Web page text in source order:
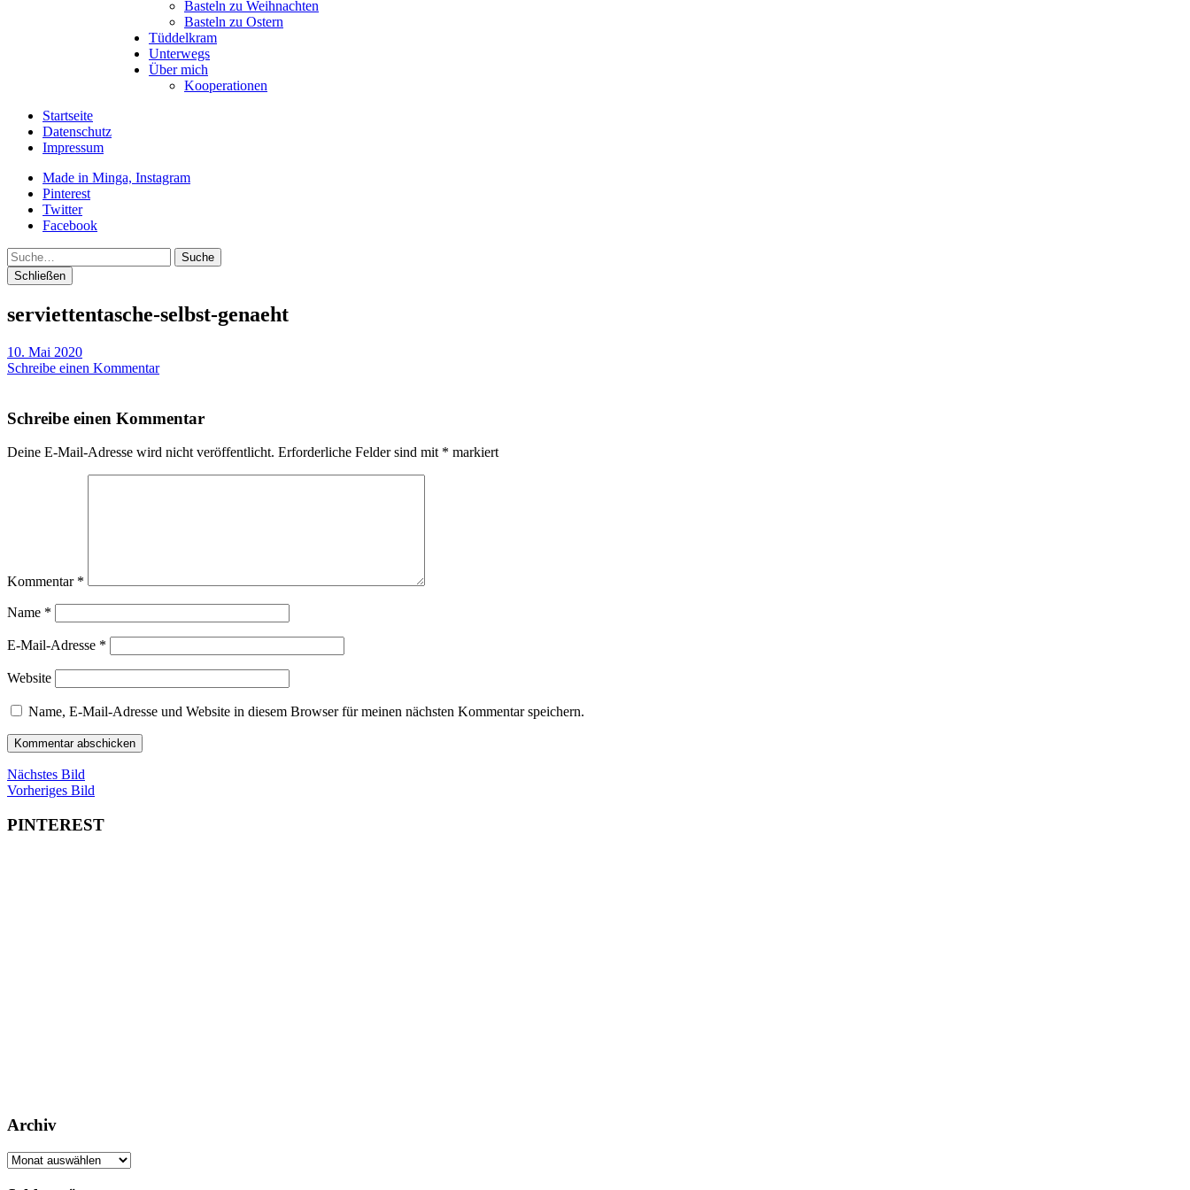
Basteln zu Weihnachten
Basteln zu Ostern
Tüddelkram
Unterwegs
Über mich
Kooperationen
Startseite
Datenschutz
Impressum
Made in Minga, Instagram
Pinterest
Twitter
Facebook
Suche
Schließen
serviettentasche-selbst-genaeht
10. Mai 2020
Schreibe einen Kommentar
Schreibe einen Kommentar
Deine E-Mail-Adresse wird nicht veröffentlicht. Erforderliche Felder sind mit * markiert
Kommentar *
Name *
E-Mail-Adresse *
Website
Name, E-Mail-Adresse und Website in diesem Browser für meinen nächsten Kommentar speichern.
Nächstes Bild
Vorheriges Bild
PINTEREST
Archiv
Archiv